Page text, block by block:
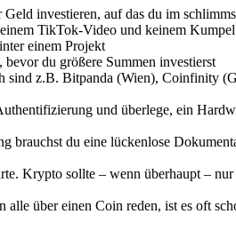
Geld investieren, auf das du im
TikTok-Video und keinem
einem Projekt
du größere Summen investierst
sind z.B. Bitpanda (Wien), Coinfinity
und überlege, ein
brauchst du eine lückenlose
Krypto sollte – wenn überhaupt –
alle über einen Coin reden, ist es oft